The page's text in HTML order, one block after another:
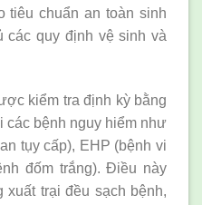
tiêu chuẩn an toàn sinh
các quy định vệ sinh và
kiểm tra định kỳ bằng
bệnh nguy hiểm như
tụy cấp), EHP (bệnh vi
đốm trắng). Điều này
xuất trại đều sạch bệnh,